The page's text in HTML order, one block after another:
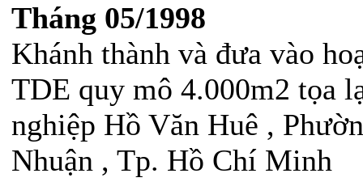
Tháng 05/1998
Khánh thành và đưa vào
TDE quy mô 4.000m2 tọa
nghiệp Hồ Văn Huê ,
Nhuận , Tp. Hồ Chí Minh